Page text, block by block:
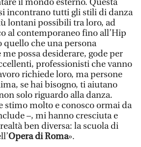
il mondo esterno. Questa
incontrano tutti gli stili di danza
lontani possibili tra loro, ad
al contemporaneo fino all’Hip
che una persona
possa desiderare, gode per
professionisti che vanno
richiede loro, ma persone
se hai bisogno, ti aiutano
solo riguardo alla danza.
stimo molto e conosco ormai da
–, mi hanno cresciuta e
ben diversa: la scuola di
Opera di Roma».